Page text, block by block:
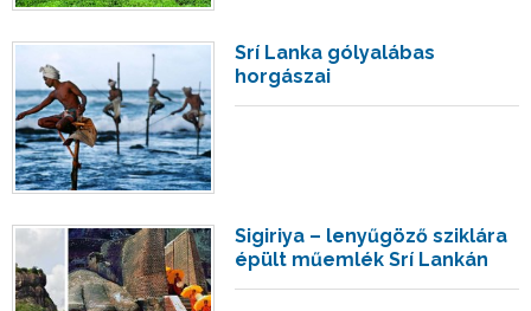
Srí Lanka gólyalábas
horgászai
Sigiriya – lenyűgöző sziklára
épült műemlék Srí Lankán